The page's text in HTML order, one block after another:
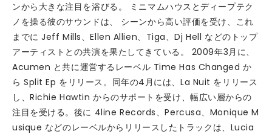
ンから大きな注目を浴びる。 ミニマムハウスとディープテク
ノを操る彼のサウンドは、 シーンから高い評価を受け、これ
までに Jeff Mills、Ellen Allien、Tiga、Dj Hell などのトップ
アーティストとの共演を果たしてきている。 2009年3月に、
Acumen と共に運営するレーベル Time Has Changed か
ら Split Ep をリリース。同年の4月には、La Nuit をリリース
し、Richie Hawtin からのサポートを受け、幅広い層からの
注目を受ける。後に 4line Records、Percusa、Monique M
usique などのレーベルからリリースしたトラックは、Lucia